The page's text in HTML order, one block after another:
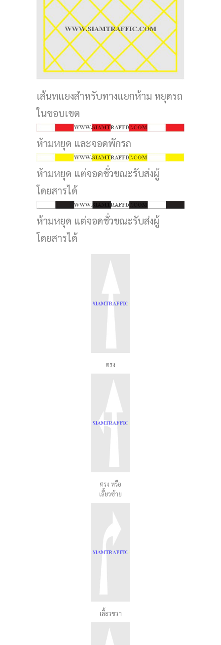
เส้นทแยงสำหรับทางแยกห้าม หยุดรถ
ในขอบเขต
ห้ามหยุด และจอดพักรถ
ห้ามหยุด แต่จอดชั่วขณะรับส่งผู้
โดยสารได้
ห้ามหยุด แต่จอดชั่วขณะรับส่งผู้
โดยสารได้
ตรง
ตรง หรือ
เลี้ยวซ้าย
เลี้ยวขวา